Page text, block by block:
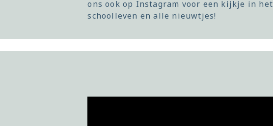
ons ook op Instagram voor een kijkje in het
schoolleven en alle nieuwtjes!